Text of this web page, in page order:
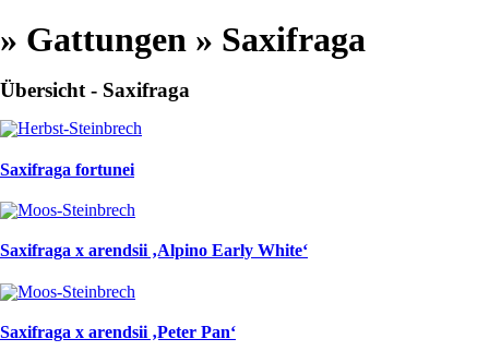
» Gattungen » Saxifraga
Übersicht - Saxifraga
Saxifraga fortunei
Saxifraga x arendsii ‚Alpino Early White‘
Saxifraga x arendsii ‚Peter Pan‘